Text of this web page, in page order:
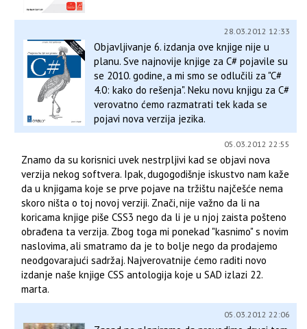
28.03.2012 12:33
Objavljivanje 6. izdanja ove knjige nije u
planu. Sve najnovije knjige za C# pojavile su
se 2010. godine, a mi smo se odlučili za "C#
4.0: kako do rešenja". Neku novu knjigu za C#
verovatno ćemo razmatrati tek kada se
pojavi nova verzija jezika.
05.03.2012 22:55
Znamo da su korisnici uvek nestrpljivi kad se objavi nova
verzija nekog softvera. Ipak, dugogodišnje iskustvo nam kaže
da u knjigama koje se prve pojave na tržištu najčešće nema
skoro ništa o toj novoj verziji. Znači, nije važno da li na
koricama knjige piše CSS3 nego da li je u njoj zaista pošteno
obrađena ta verzija. Zbog toga mi ponekad "kasnimo" s novim
naslovima, ali smatramo da je to bolje nego da prodajemo
neodgovarajući sadržaj. Najverovatnije ćemo raditi novo
izdanje naše knjige CSS antologija koje u SAD izlazi 22.
marta.
05.03.2012 22:06